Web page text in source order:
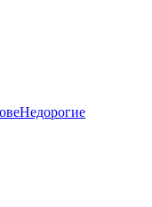
Недорогие